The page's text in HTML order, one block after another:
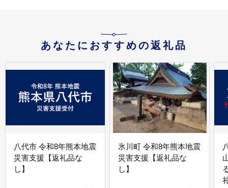
あなたにおすすめの返礼品
八代市 令和8年熊本地震
災害支援【返礼品な
し】
氷川町 令和8年熊本地震
災害支援【返礼品な
し】